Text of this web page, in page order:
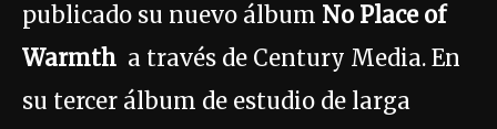
publicado su nuevo álbum No Place of
Warmth a través de Century Media. En
su tercer álbum de estudio de larga